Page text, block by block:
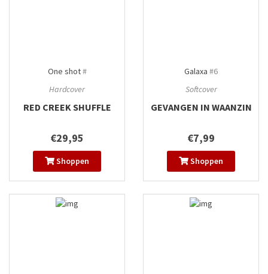
One shot#
Hardcover
RED CREEK SHUFFLE
€29,95
Shoppen
Galaxa #6
Softcover
GEVANGEN IN WAANZIN
€7,99
Shoppen